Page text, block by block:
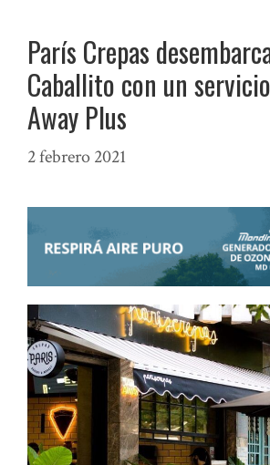
París Crepas
Caballito con un
Away Plus
2 febrero 2021